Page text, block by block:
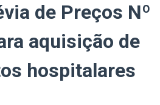
de Preços Nº
aquisição de
hospitalares